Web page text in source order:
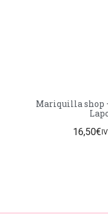
Mariquilla shop
16,50€